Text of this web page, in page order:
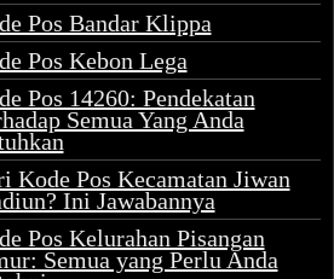
Pos Bandar Klippa
Pos Kebon Lega
Pos 14260: Pendekatan
Semua Yang Anda
Kode Pos Kecamatan Jiwan
Ini Jawabannya
Pos Kelurahan Pisangan
Semua yang Perlu Anda